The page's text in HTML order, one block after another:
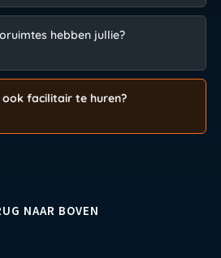
hebben jullie?
facilitair te huren?
NAAR BOVEN